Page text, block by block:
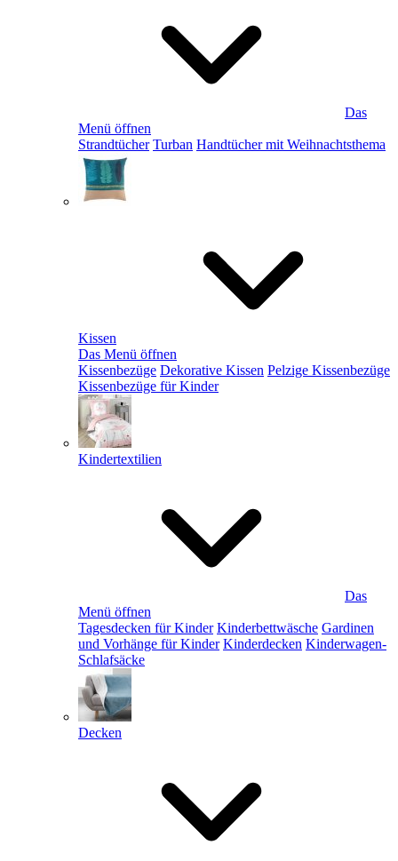
Das
Menü öffnen
Strandtücher Turban Handtücher mit Weihnachtsthema
Kissen
Das Menü öffnen
Kissenbezüge Dekorative Kissen Pelzige Kissenbezüge
Kissenbezüge für Kinder
Kindertextilien
Das
Menü öffnen
Tagesdecken für Kinder Kinderbettwäsche Gardinen
und Vorhänge für Kinder Kinderdecken Kinderwagen-
Schlafsäcke
Decken